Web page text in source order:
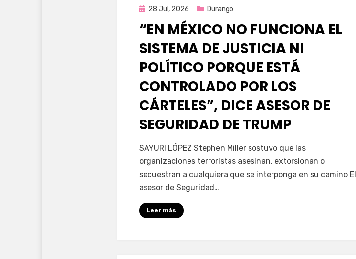
Publicada
28 Jul, 2026 Durango
“EN MÉXICO NO FUNCIONA EL
SISTEMA DE JUSTICIA NI
POLÍTICO PORQUE ESTÁ
CONTROLADO POR LOS
CÁRTELES”, DICE ASESOR DE
SEGURIDAD DE TRUMP
porFernando Miranda Servín
SAYURI LÓPEZ Stephen Miller sostuvo que las
organizaciones terroristas asesinan, extorsionan o
secuestran a cualquiera que se interponga en su camino El
asesor de Seguridad…
Leer más